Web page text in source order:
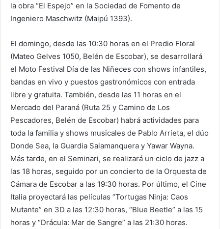
la obra “El Espejo” en la Sociedad de Fomento de
Ingeniero Maschwitz (Maipú 1393).
El domingo, desde las 10:30 horas en el Predio Floral
(Mateo Gelves 1050, Belén de Escobar), se desarrollará
el Moto Festival Día de las Niñeces con shows infantiles,
bandas en vivo y puestos gastronómicos con entrada
libre y gratuita. También, desde las 11 horas en el
Mercado del Paraná (Ruta 25 y Camino de Los
Pescadores, Belén de Escobar) habrá actividades para
toda la familia y shows musicales de Pablo Arrieta, el dúo
Donde Sea, la Guardia Salamanquera y Yawar Wayna.
Más tarde, en el Seminari, se realizará un ciclo de jazz a
las 18 horas, seguido por un concierto de la Orquesta de
Cámara de Escobar a las 19:30 horas. Por último, el Cine
Italia proyectará las películas “Tortugas Ninja: Caos
Mutante” en 3D a las 12:30 horas, “Blue Beetle” a las 15
horas y “Drácula: Mar de Sangre” a las 21:30 horas.